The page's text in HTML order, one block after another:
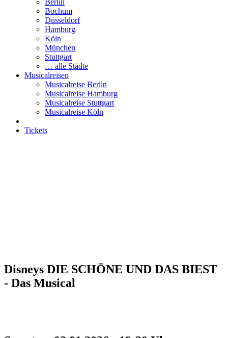
Berlin
Bochum
Düsseldorf
Hamburg
Köln
München
Stuttgart
… alle Städte
Musicalreisen
Musicalreise Berlin
Musicalreise Hamburg
Musicalreise Stuttgart
Musicalreise Köln
Tickets
Disneys DIE SCHÖNE UND DAS BIEST
- Das Musical